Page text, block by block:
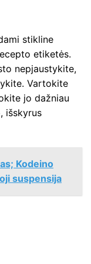
stikline
etiketės.
nepjaustykite,
Vartokite
jo dažniau
išskyrus
Kodeino
suspensija